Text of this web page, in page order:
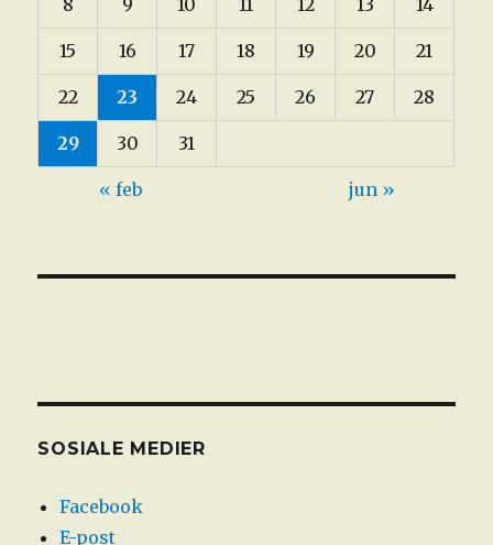
8 9 10 11 12 13 14
15 16 17 18 19 20 21
22 23 24 25 26 27 28
29 30 31
« feb jun »
SOSIALE MEDIER
Facebook
E-post